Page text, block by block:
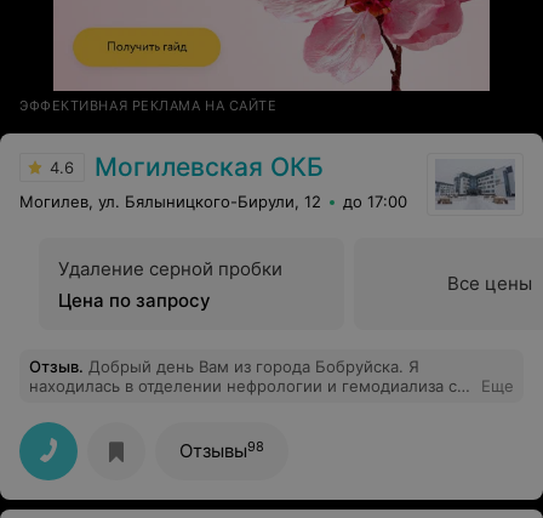
ЭФФЕКТИВНАЯ РЕКЛАМА НА САЙТЕ
4.6 Могилевская ОКБ
Могилев, ул. Бялыницкого-Бирули, 12 до 17:00
Удаление серной пробки
Цена по запросу
Все цены
Отзыв. Добрый день Вам из города Бобруйска. Я
находилась в отделении нефрологии и гемодиализа с
благодарность всем работникам этого отделения за их
самоотверженный труд и внимание к каждому
пациенту.Я хочу написать фамилии и должности этих
замечательных людей Заведующий отделением
Жаголкин Евгений Евгеньевич Старшей медсестре
Еще
Отзывы98